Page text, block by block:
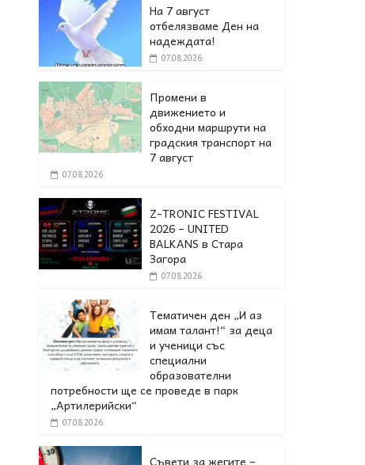
На 7 август
отбелязваме Ден на
надеждата!
07.08.2026
Промени в
движението и
обходни маршрути на
градския транспорт на
7 август
07.08.2026
Z-TRONIC FESTIVAL
2026 – UNITED
BALKANS в Стара
Загора
07.08.2026
Тематичен ден „И аз
имам талант!“ за деца
и ученици със
специални
образователни
потребности ще се проведе в парк
„Артилерийски“
07.08.2026
Съвети за жегите –